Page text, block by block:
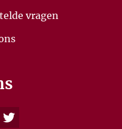
vragen